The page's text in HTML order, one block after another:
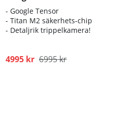
- Google Tensor
- Titan M2 säkerhets-chip
- Detaljrik trippelkamera!
4995 kr 6995 kr